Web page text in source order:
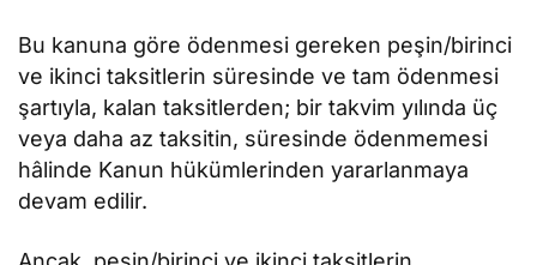
Bu kanuna göre ödenmesi gereken peşin/birinci
ve ikinci taksitlerin süresinde ve tam ödenmesi
şartıyla, kalan taksitlerden; bir takvim yılında üç
veya daha az taksitin, süresinde ödenmemesi
hâlinde Kanun hükümlerinden yararlanmaya
devam edilir.